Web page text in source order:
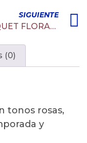
SIGUIENTE
BOUQUET FLORAL 12 ROSAS BLANCAS EXTRA
(0)
tonos rosas,
y